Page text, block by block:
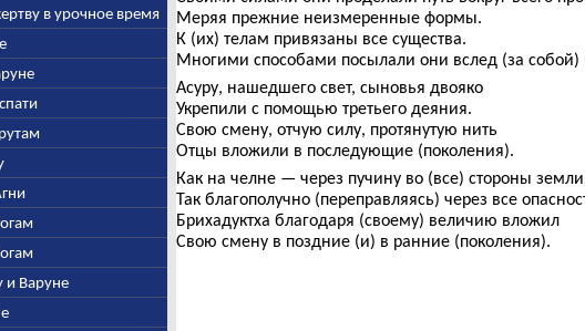
в урочное время
и Варуне
Меряя прежние неизмеренные формы.
К (их) телам привязаны все существа.
Многими способами посылали они вслед (за собой)
Асуру, нашедшего свет, сыновья двояко
Укрепили с помощью третьего деяния.
Свою смену, отчую силу, протянутую нить
Отцы вложили в последующие (поколения).
Как на челне — через пучину во (все) стороны
Так благополучно (переправляясь) через все
Брихадуктха благодаря (своему) величию вложил
Свою смену в поздние (и) в ранние (поколения).